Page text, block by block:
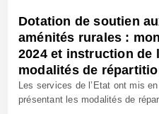
Dotation de soutien
aménités rurales :
2024 et instruction de
modalités de
Les services de l’Etat ont mis
présentant les modalités de